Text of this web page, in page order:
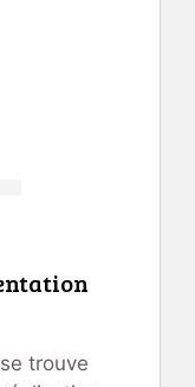
trouve